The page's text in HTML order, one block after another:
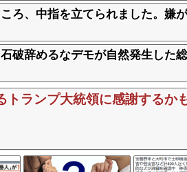
ろ、中指を立てられました。嫌
破辞めるなデモが自然発生した
トランプ大統領に感謝するか